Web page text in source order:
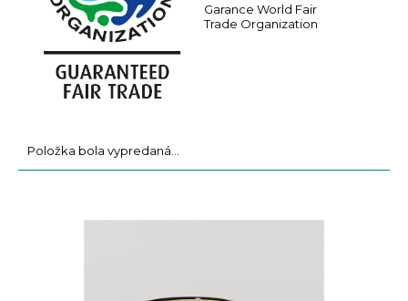
Garance World Fair
Trade Organization
Položka bola vypredaná…